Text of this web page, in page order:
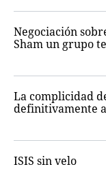
Negociación
Sham un grupo
La complicidad
definitivamente
ISIS sin velo